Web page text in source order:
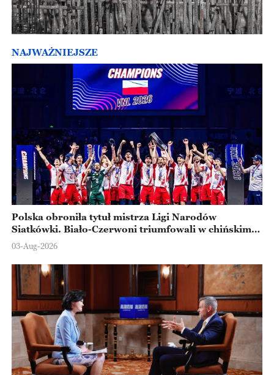
NAJWAŻNIEJSZE
Polska obroniła tytuł mistrza Ligi Narodów
Siatkówki. Biało-Czerwoni triumfowali w chińskim
Ningbo
03-Aug-2026